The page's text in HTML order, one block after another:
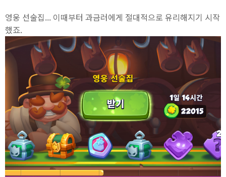
영웅 선술집... 이때부터 과금러에게 절대적으로 유리해지기 시작
했죠.